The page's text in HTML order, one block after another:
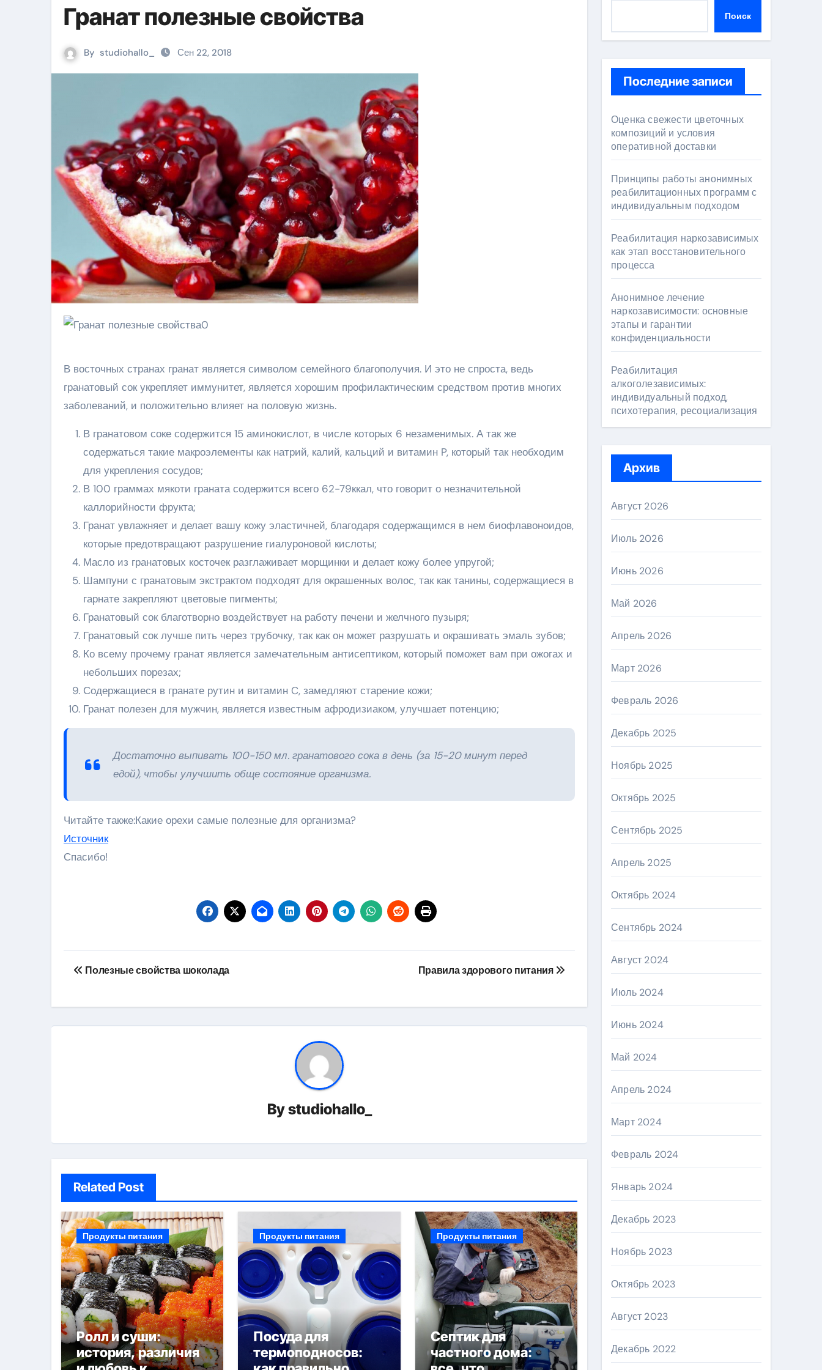
Гранат полезные свойства
By studiohallo_ Сен 22, 2018
В восточных странах гранат является символом семейного благополучия. И это не спроста, ведь
гранатовый сок укрепляет иммунитет, является хорошим профилактическим средством против многих
заболеваний, и положительно влияет на половую жизнь.
В гранатовом соке содержится 15 аминокислот, в числе которых 6 незаменимых. А так же
содержаться такие макроэлементы как натрий, калий, кальций и витамин P, который так необходим
для укрепления сосудов;
В 100 граммах мякоти граната содержится всего 62-79ккал, что говорит о незначительной
каллорийности фрукта;
Гранат увлажняет и делает вашу кожу эластичней, благодаря содержащимся в нем биофлавоноидов,
которые предотвращают разрушение гиалуроновой кислоты;
Масло из гранатовых косточек разглаживает морщинки и делает кожу более упругой;
Шампуни с гранатовым экстрактом подходят для окрашенных волос, так как танины, содержащиеся в
гарнате закрепляют цветовые пигменты;
Гранатовый сок благотворно воздействует на работу печени и желчного пузыря;
Гранатовый сок лучше пить через трубочку, так как он может разрушать и окрашивать эмаль зубов;
Ко всему прочему гранат является замечательным антисептиком, который поможет вам при ожогах и
небольших порезах;
Содержащиеся в гранате рутин и витамин C, замедляют старение кожи;
Гранат полезен для мужчин, является известным афродизиаком, улучшает потенцию;
Достаточно выпивать 100-150 мл. гранатового сока в день (за 15-20 минут перед
едой), чтобы улучшить обще состояние организма.
Читайте также:Какие орехи самые полезные для организма?
Источник
Спасибо!
Навигация
записям
Полезные свойства шоколада Правила здорового питания
Bystudiohallo_
Related Post
Продукты питания
Ролл и суши:
история, различия
Продукты питания
Посуда для
термоподносов:
Продукты питания
Септик для
частного дома:
Поиск
Последние записи
Оценка свежести цветочных
композиций и условия
оперативной доставки
Принципы работы анонимных
реабилитационных программ с
индивидуальным подходом
Реабилитация наркозависимых
как этап восстановительного
процесса
Анонимное лечение
наркозависимости: основные
этапы и гарантии
конфиденциальности
Реабилитация
алкоголезависимых:
индивидуальный подход,
психотерапия, ресоциализация
Архив
Август 2026
Июль 2026
Июнь 2026
Май 2026
Апрель 2026
Март 2026
Февраль 2026
Декабрь 2025
Ноябрь 2025
Октябрь 2025
Сентябрь 2025
Апрель 2025
Октябрь 2024
Сентябрь 2024
Август 2024
Июль 2024
Июнь 2024
Май 2024
Апрель 2024
Март 2024
Февраль 2024
Январь 2024
Декабрь 2023
Ноябрь 2023
Октябрь 2023
Август 2023
Декабрь 2022